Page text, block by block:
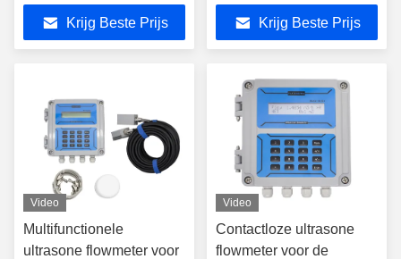
Krijg Beste Prijs Krijg Beste Prijs
Video
Multifunctionele
ultrasone flowmeter voor
Video
Contactloze ultrasone
flowmeter voor de